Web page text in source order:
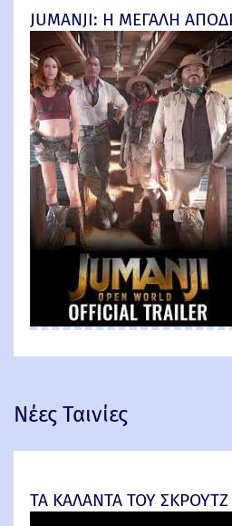
JUMANJI: Η ΜΕΓΑΛΗ
Νέες Ταινίες
ΤΑ ΚΑΛΑΝΤΑ ΤΟΥ ΣΚΡΟΥΤΖ